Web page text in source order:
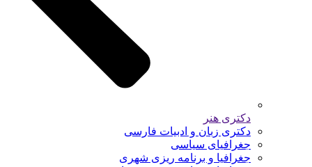
دکتری هنر
دکتری زبان و ادبیات فارسی
جغرافیای سیاسی
جغرافیا و برنامه ریزی شهری